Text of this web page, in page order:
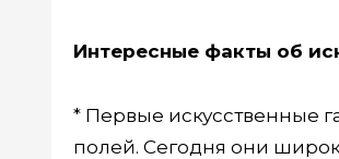
Интересные факты об
* Первые искусственные
полей. Сегодня они